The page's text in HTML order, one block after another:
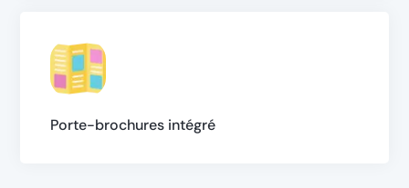
Porte-brochures intégré